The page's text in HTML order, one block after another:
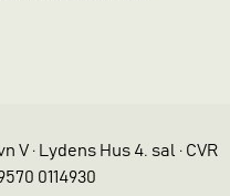
V · Lydens Hus 4. sal · CVR
0114930